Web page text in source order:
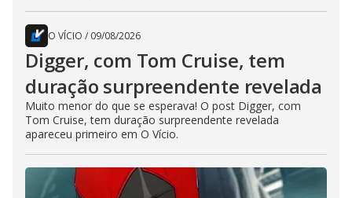
O VÍCIO / 09/08/2026
Digger, com Tom Cruise, tem
duração surpreendente revelada
Muito menor do que se esperava! O post Digger, com
Tom Cruise, tem duração surpreendente revelada
apareceu primeiro em O Vício.